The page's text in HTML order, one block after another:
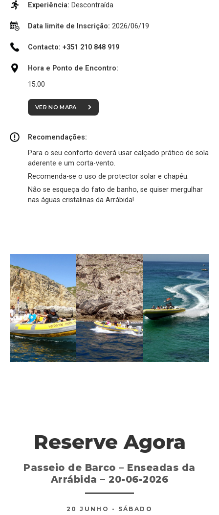
Experiência: Descontraída
Data limite de Inscrição: 2026/06/19
Contacto: +351 210 848 919
Hora e Ponto de Encontro:
15:00
VER NO MAPA
Recomendações:
Para o seu conforto deverá usar calçado prático de sola
aderente e um corta-vento.
Recomenda-se o uso de protector solar e chapéu.
Não se esqueça do fato de banho, se quiser mergulhar
nas águas cristalinas da Arrábida!
Reserve Agora
Passeio de Barco – Enseadas da
Arrábida – 20-06-2026
20JUNHO - SÁBADO